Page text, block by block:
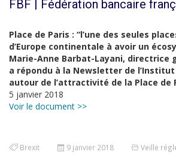
FBF | Fédération bancaire
Place de Paris : “l’une des seules
d’Europe continentale à avoir un
Marie-Anne Barbat-Layani, directrice
a répondu à la Newsletter de
autour de l’attractivité de la Place de
5 janvier 2018
Voir le document >>
Brexit 9 janvier 2018 Veille